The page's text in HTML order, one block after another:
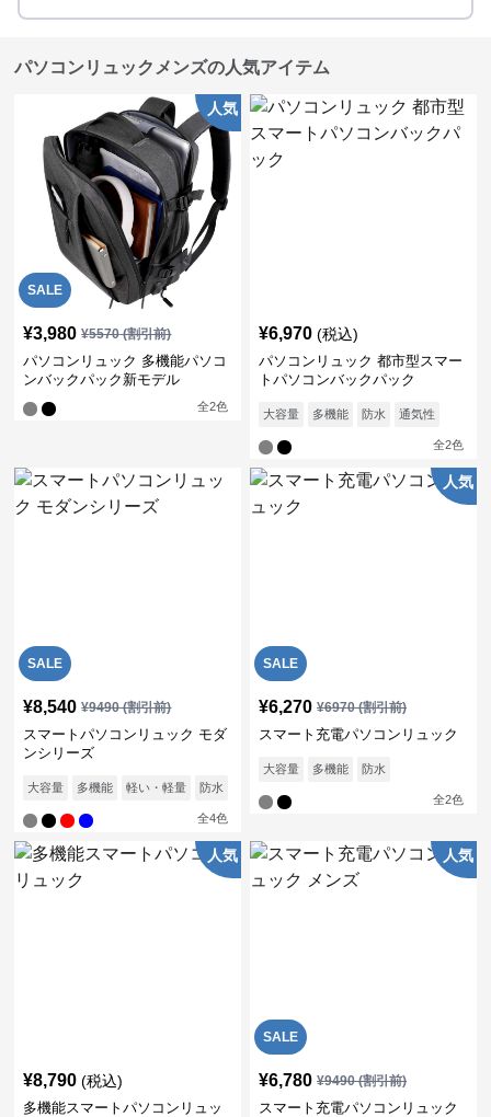
パソコンリュックメンズの人気アイテム
SALE
人気
¥3,980 ¥5570(割引前)
パソコンリュック 多機能パソコ
ンバックパック新モデル
全2色
¥6,970 (税込)
パソコンリュック 都市型スマー
トパソコンバックパック
大容量 多機能 防水 通気性
全2色
SALE
¥8,540 ¥9490(割引前)
スマートパソコンリュック モダ
ンシリーズ
大容量 多機能 軽い・軽量 防水
全4色
SALE
人気
¥6,270 ¥6970(割引前)
スマート充電パソコンリュック
大容量 多機能 防水
全2色
人気
¥8,790 (税込)
多機能スマートパソコンリュッ
SALE
人気
¥6,780 ¥9490(割引前)
スマート充電パソコンリュック